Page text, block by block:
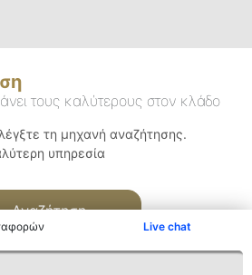
Live chat
τους καλύτερους στον κλάδο
τη μηχανή αναζήτησης.
υπηρεσία
Αναζήτηση